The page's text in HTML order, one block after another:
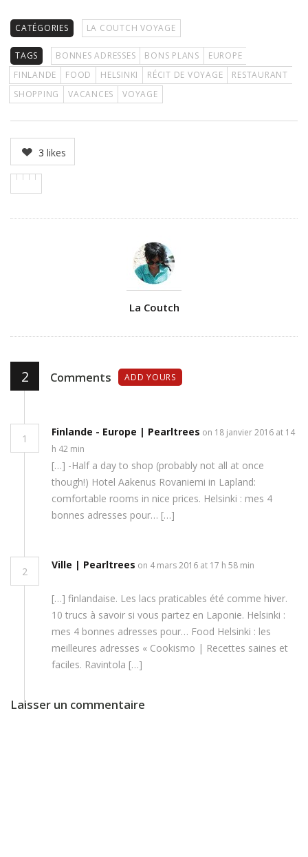
CATÉGORIES LA COUTCH VOYAGE
TAGS BONNES ADRESSES BONS PLANS
EUROPE
FINLANDE
FOOD HELSINKI RÉCIT DE VOYAGE
RESTAURANT
SHOPPING
VACANCES VOYAGE
3 likes
La Coutch
2 Comments ADD YOURS
1
Finlande - Europe | Pearltrees on 18 janvier 2016 at 14
h 42 min
[…] -Half a day to shop (probably not all at once
though!) Hotel Aakenus Rovaniemi in Lapland:
comfortable rooms in nice prices. Helsinki : mes 4
bonnes adresses pour… […]
2
Ville | Pearltrees on 4 mars 2016 at 17 h 58 min
[…] finlandaise. Les lacs praticables été comme hiver.
10 trucs à savoir si vous partez en Laponie. Helsinki :
mes 4 bonnes adresses pour… Food Helsinki : les
meilleures adresses « Cookismo | Recettes saines et
faciles. Ravintola […]
Laisser un commentaire